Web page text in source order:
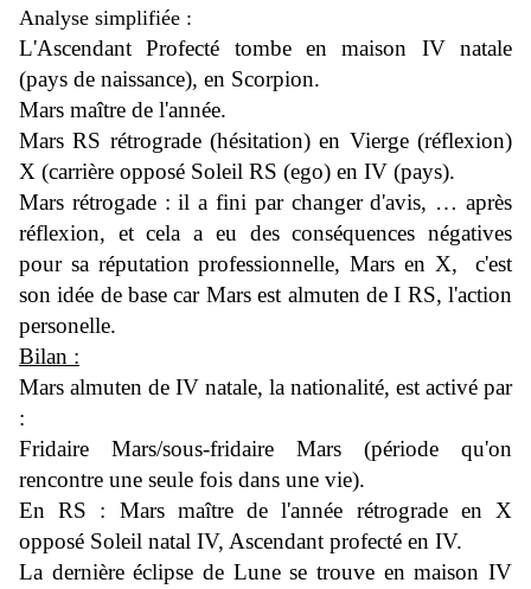
Analyse simplifiée :
L'Ascendant Profecté tombe en maison IV natale
(pays de naissance), en Scorpion.
Mars maître de l'année.
Mars RS rétrograde (hésitation) en Vierge (réflexion)
X (carrière opposé Soleil RS (ego) en IV (pays).
Mars rétrogade : il a fini par changer d'avis, … après
réflexion, et cela a eu des conséquences négatives
pour sa réputation professionnelle, Mars en X, c'est
son idée de base car Mars est almuten de I RS, l'action
personelle.
Bilan :
Mars almuten de IV natale, la nationalité, est activé par
:
Fridaire Mars/sous-fridaire Mars (période qu'on
rencontre une seule fois dans une vie).
En RS : Mars maître de l'année rétrograde en X
opposé Soleil natal IV, Ascendant profecté en IV.
La dernière éclipse de Lune se trouve en maison IV